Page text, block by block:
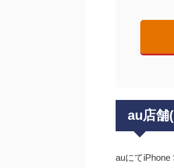
au店舗
auにて